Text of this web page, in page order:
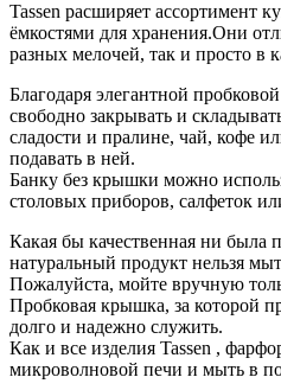
Tassen расширяет ассортимент
ёмкостями для хранения.Они
разных мелочей, так и просто в
Благодаря элегантной
свободно закрывать и
сладости и пралине, чай, кофе
подавать в ней.
Банку без крышки можно
столовых приборов, салфеток
Какая бы качественная ни была
натуральный продукт нельзя
Пожалуйста, мойте вручную
Пробковая крышка, за которой
долго и надежно служить.
Как и все изделия Tassen ,
микроволновой печи и мыть в